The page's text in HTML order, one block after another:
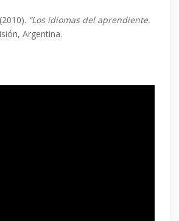
“Los idiomas del aprendiente.
Argentina.